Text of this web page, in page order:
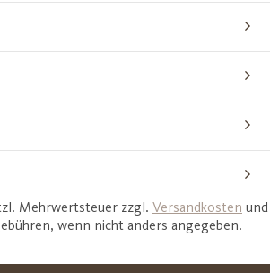
Mehrwertsteuer zzgl. Versandkosten und
wenn nicht anders angegeben.